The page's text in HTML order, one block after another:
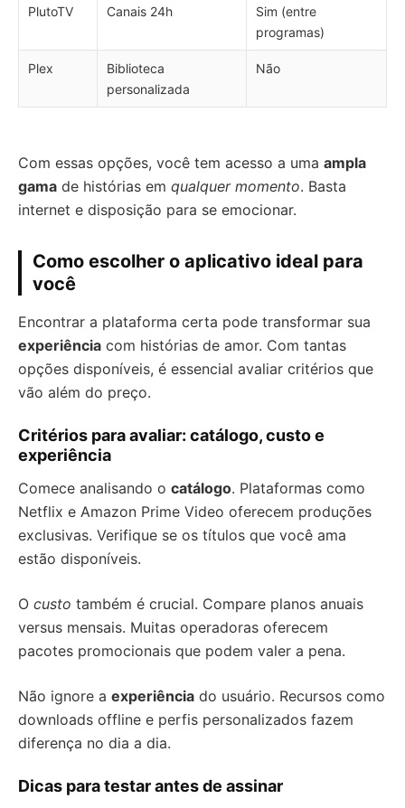
PlutoTV Canais 24h
Sim (entre
programas)
Plex
Biblioteca
personalizada
Não
Com essas opções, você tem acesso a uma ampla
gama de histórias em qualquer momento. Basta
internet e disposição para se emocionar.
Como escolher o aplicativo ideal para
você
Encontrar a plataforma certa pode transformar sua
experiência com histórias de amor. Com tantas
opções disponíveis, é essencial avaliar critérios que
vão além do preço.
Critérios para avaliar: catálogo, custo e
experiência
Comece analisando o catálogo. Plataformas como
Netflix e Amazon Prime Video oferecem produções
exclusivas. Verifique se os títulos que você ama
estão disponíveis.
O custo também é crucial. Compare planos anuais
versus mensais. Muitas operadoras oferecem
pacotes promocionais que podem valer a pena.
Não ignore a experiência do usuário. Recursos como
downloads offline e perfis personalizados fazem
diferença no dia a dia.
Dicas para testar antes de assinar